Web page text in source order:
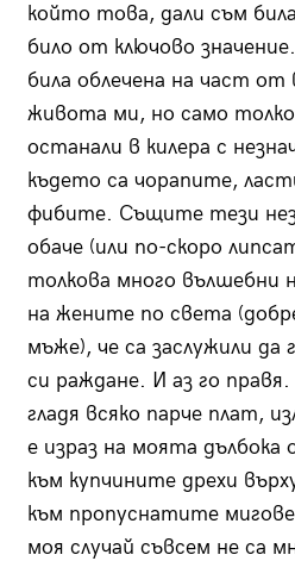
който това, дали съм
било от ключово
била облечена на част
живота ми, но само
останали в килера с
където са чорапите,
фибите. Същите тези
обаче (или по-скоро
толкова много
на жените по света
мъже), че са заслужили
си раждане. И аз го
гладя всяко парче плат,
е израз на моята
към купчините дрехи
към пропуснатите
моя случай съвсем не са